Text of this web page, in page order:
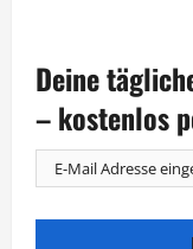
Deine
– kostenlos